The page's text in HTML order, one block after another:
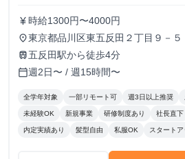
currency_yen 時給1300円〜4000円
place東京都品川区東五反田２丁目９－５
田５階
train 五反田駅から徒歩4分
calendar_today週2日〜 / 週15時間〜
全学年対象 一部リモート可 週3日以上推奨
未経験OK 新規事業 研修制度あり 社長直下
内定実績あり 髪型自由 私服OK スタートア